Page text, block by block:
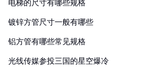
电梯的尺寸有哪些规格
镀锌方管尺寸一般有哪些
铝方管有哪些常见规格
光线传媒参投三国的星空爆冷